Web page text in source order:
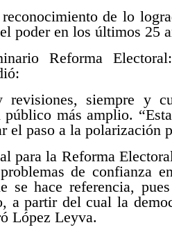
de lo
poder en los últimos 25
Reforma
revisiones, siempre y
más amplio.
el paso a la polarización
para la Reforma
de confianza
se hace referencia,
a partir del cual la
López Leyva.